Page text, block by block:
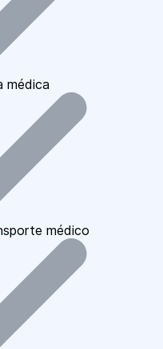
médica
médico